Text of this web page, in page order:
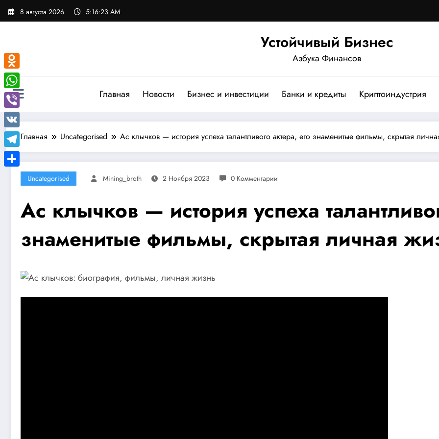
Перейти
8 августа 2026 5:16:24 AM
Устойчивый Бизнес
Азбука Финансов
Главная Новости Бизнес и инвестиции Банки и кредиты Криптоиндустрия
Главная Uncategorised Ас клычков — история успеха талантливого актера, его знаменитые фильмы, скрытая
Uncategorised Mining_broth 2 Ноября 2023 0 Комментарии
Ас клычков — история успеха
знаменитые фильмы, скрытая личная
Odnoklassniki
WhatsApp
Viber
VK
Telegram
Отправить